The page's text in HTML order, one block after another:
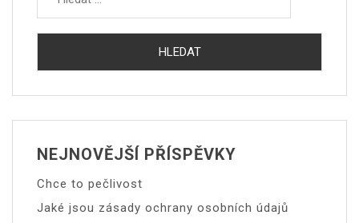
NEJNOVĚJŠÍ PŘÍSPĚVKY
Chce to pečlivost
Jaké jsou zásady ochrany osobních údajů